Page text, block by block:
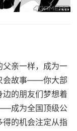
亲一样，成为一
会故事——你大部
的朋友们梦想着
成为全国顶级公
的机会注定从指